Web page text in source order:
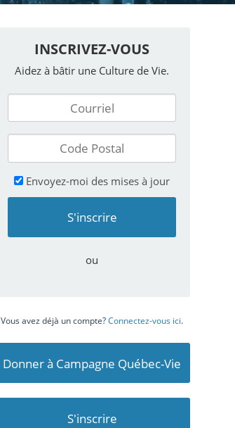
INSCRIVEZ-VOUS
Aidez à bâtir une Culture de Vie.
Envoyez-moi des mises à jour
ou
Vous avez déjà un compte?Connectez-vous ici.
Donner à Campagne Québec-Vie
S'inscrire